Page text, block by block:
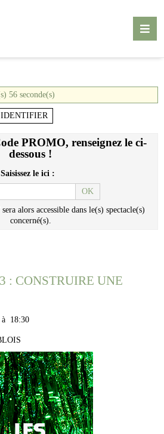
56 seconde(s)
PROMO, renseignez le ci-
dessous !
Saisissez le ici :
OK
alors accessible dans le(s) spectacle(s)
concerné(s).
: CONSTRUIRE UNE
à 18:30